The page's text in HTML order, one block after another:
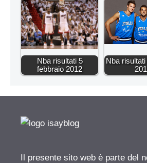
Nba risultati 5
febbraio 2012
Nba
Il presente sito web è parte del